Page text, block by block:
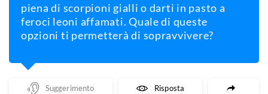
piena di scorpioni gialli o darti in pasto a
feroci leoni affamati. Quale di queste
opzioni ti permetterà di sopravvivere?
Mostra Un Suggerimento Mostra La Risposta